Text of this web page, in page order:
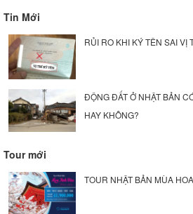
Tin Mới
RỦI RO KHI KÝ TÊN SAI VỊ
ĐỘNG ĐẤT Ở NHẬT BẢN
HAY KHÔNG?
Tour mới
TOUR NHẬT BẢN MÙA